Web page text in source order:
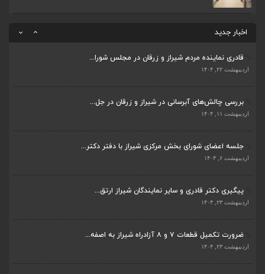
اخبار جدید
قادری نماینده مردم شیراز و زرقان در مجلس شورا...
اردیبهشت ۲۲, ۱۴۰۴
بررسی چالش‌های آبرسانی در شیراز و زرقان در جل...
اردیبهشت ۱۱, ۱۴۰۴
جلسه اعضای شورای بخش مرکزی شیراز با دفتر دکتر...
اردیبهشت ۶, ۱۴۰۴
پیگیری دکتر قادری و سایر نمایندگان شیراز ارتق...
اردیبهشت ۲۳, ۱۴۰۴
ضرورت تکمیل قطعات ۷ و ۸ آزادراه شیراز به اصفه...
اردیبهشت ۲۳, ۱۴۰۴
ضرورت تکمیل قطعات ۷ و ۸ آزادراه شیراز به اصفه...
قادری نماینده مردم شیراز و زرقان در مجلس شورا...
بررسی چالش‌های آبرسانی در شیراز و زرقان در جل...
جلسه اعضای شورای بخش مرکزی شیراز با دفتر دکتر...